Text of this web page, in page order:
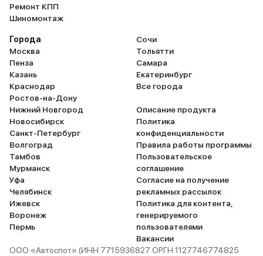
Ремонт КПП
Шиномонтаж
Города
Москва
Пенза
Казань
Краснодар
Ростов-на-Дону
Нижний Новгород
Новосибирск
Санкт-Петербург
Волгоград
Тамбов
Мурманск
Уфа
Челябинск
Ижевск
Воронеж
Пермь
Сочи
Тольятти
Самара
Екатеринбург
Все города
Описание продукта
Политика
конфиденциальности
Правила работы программы
Пользовательское
соглашение
Согласие на получение
рекламных рассылок
Политика для контента,
генерируемого
пользователями
Вакансии
ООО «Автоспот» (ИНН 7715936827 ОРГН 1127746774825